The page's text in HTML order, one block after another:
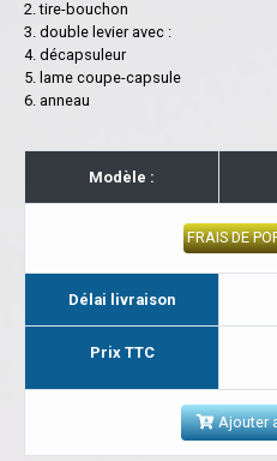
2. tire-bouchon
3. double levier avec :
4. décapsuleur
5. lame coupe-capsule
6. anneau
Modèle :
FRAIS DE
Délai livraison
Prix TTC
Ajouter